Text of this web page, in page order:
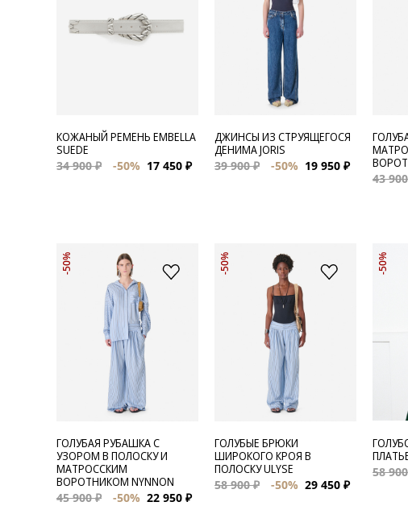
Для нее
Обувь
КОЖАНЫЙ РЕМЕНЬ EMBELLA
SUEDE
34 900 ₽
-50% 17 450 ₽
ДЖИНСЫ ИЗ СТРУЯЩЕГОСЯ
ДЕНИМА JORIS
39 900 ₽
-50% 19 950 ₽
43
-50%
ГОЛУБАЯ РУБАШКА С
УЗОРОМ В ПОЛОСКУ И
МАТРОССКИМ
ВОРОТНИКОМ NYNNON
45 900 ₽
-50% 22 950 ₽
-50%
ГОЛУБЫЕ БРЮКИ
ШИРОКОГО КРОЯ В
ПОЛОСКУ ULYSE
58 900 ₽
-50% 29 450 ₽
-50%
58